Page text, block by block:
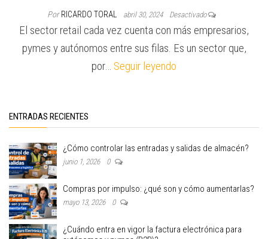
Por RICARDO TORAL abril 30, 2024 Desactivado
El sector retail cada vez cuenta con más empresarios,
pymes y autónomos entre sus filas. Es un sector que,
por… Seguir leyendo
ENTRADAS RECIENTES
¿Cómo controlar las entradas y salidas de almacén?
junio 1, 2026 0
Compras por impulso: ¿qué son y cómo aumentarlas?
mayo 13, 2026 0
¿Cuándo entra en vigor la factura electrónica para